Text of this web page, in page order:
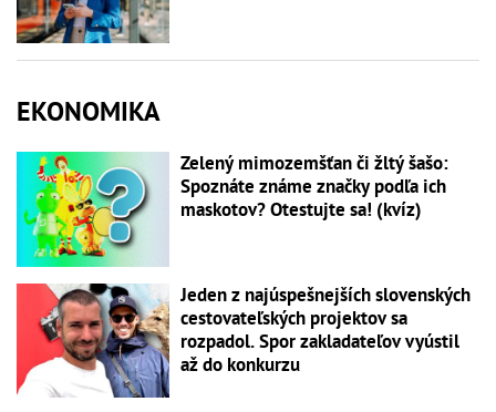
EKONOMIKA
Zelený mimozemšťan či žltý šašo:
Spoznáte známe značky podľa ich
maskotov? Otestujte sa! (kvíz)
Jeden z najúspešnejších slovenských
cestovateľských projektov sa
rozpadol. Spor zakladateľov vyústil
až do konkurzu